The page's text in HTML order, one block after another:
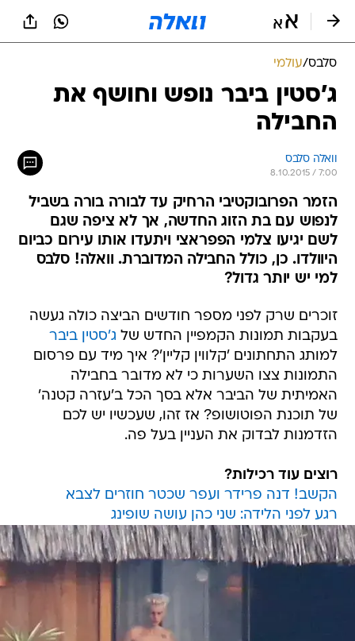
סלבס/עולמי
ג'סטין ביבר נופש וחושף את
החבילה
וואלה סלבס
8.10.2015 / 7:00
הזמר הפרובוקטיבי הרחיק עד לבורה בורה בשביל
לנפוש עם בת הזוג החדשה, אך לא ציפה שגם
לשם יגיעו צלמי הפפראצי ויתעדו אותו עירום כביום
היוולדו. כן, כולל החבילה המדוברת. וואלה! סלבס
למי יש יותר גדול?
זוכרים שרק לפני מספר חודשים הביצה כולה געשה
בעקבות תמונות הקמפיין החדש של ג'סטין ביבר
למותג התחתונים 'קלווין קליין'? איך מיד עם פרסום
התמונות צצו השערות כי לא מדובר בחבילה
האמיתית של הביבר אלא בסך הכל ב'עזרה קטנה'
של תוכנת הפוטושופ? אז זהו, שעכשיו יש לכם
הזדמנות לבדוק את העניין בעל פה.
רוצים עוד רכילות?
הקשב! דנה פרידר ועפר שכטר חוזרים לצבא
רגע לפני הלידה: שני כהן עושה שופינג